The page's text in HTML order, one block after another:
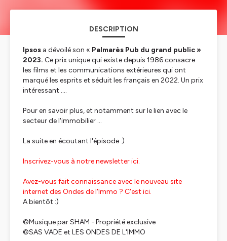
DESCRIPTION
Ipsos a dévoilé son « Palmarès Pub du grand public »
2023. Ce prix unique qui existe depuis 1986 consacre
les films et les communications extérieures qui ont
marqué les esprits et séduit les français en 2022. Un prix
intéressant ....
Pour en savoir plus, et notamment sur le lien avec le
secteur de l'immobilier ...
La suite en écoutant l'épisode :)
Inscrivez-vous à notre newsletter ici.
Avez-vous fait connaissance avec le nouveau site
internet des Ondes de l'Immo ? C'est ici.
A bientôt :)
©️Musique par SHAM - Propriété exclusive
©️SAS VADE et LES ONDES DE L'IMMO